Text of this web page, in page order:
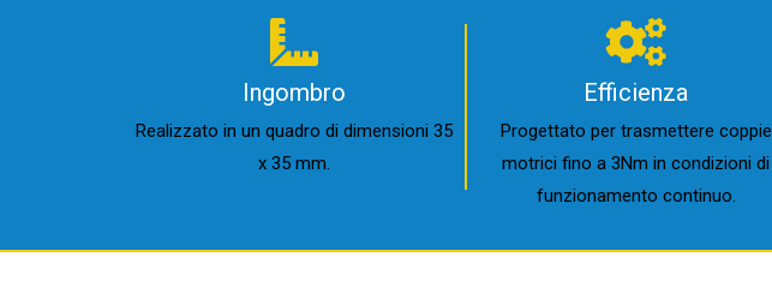
Ingombro
Realizzato in un quadro di dimensioni 35
x 35 mm.
Efficienza
Progettato per trasmettere coppie
motrici fino a 3Nm in condizioni di
funzionamento continuo.